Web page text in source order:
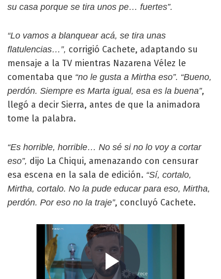
su casa porque se tira unos pe… fuertes”.
“Lo vamos a blanquear acá, se tira unas
flatulencias…”, corrigió Cachete, adaptando su
mensaje a la TV mientras Nazarena Vélez le
comentaba que “no le gusta a Mirtha eso”. “Bueno,
perdón. Siempre es Marta igual, esa es la buena”,
llegó a decir Sierra, antes de que la animadora
tome la palabra.
“Es horrible, horrible… No sé si no lo voy a cortar
eso”, dijo La Chiqui, amenazando con censurar
esa escena en la sala de edición. “Sí, cortalo,
Mirtha, cortalo. No la pude educar para eso, Mirtha,
perdón. Por eso no la traje”, concluyó Cachete.